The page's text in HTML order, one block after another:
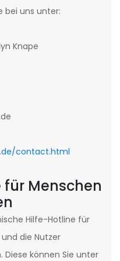
bei uns unter:
Knape
contact.html
für Menschen
Hilfe-Hotline für
die Nutzer
können Sie unter